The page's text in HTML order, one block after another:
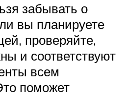
забывать о
вы планируете
проверяйте,
и соответствуют
всем
поможет